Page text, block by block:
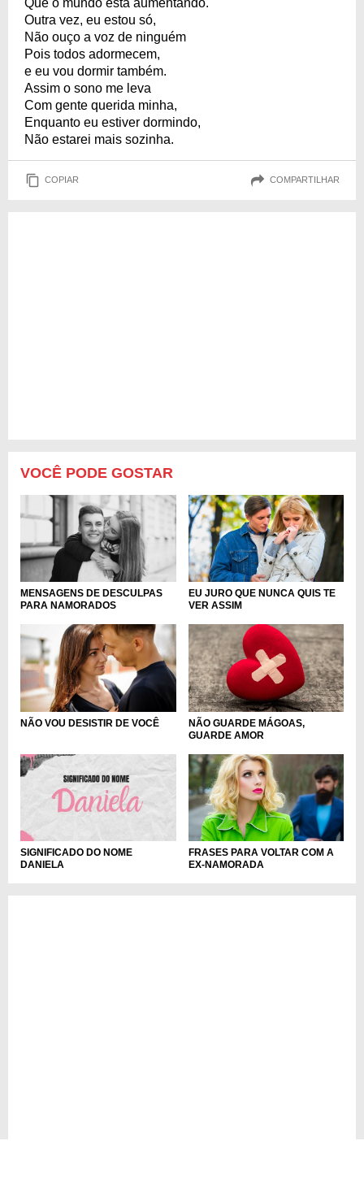
Outra vez, eu estou só,
Não ouço a voz de ninguém
Pois todos adormecem,
e eu vou dormir também.
Assim o sono me leva
Com gente querida minha,
Enquanto eu estiver dormindo,
Não estarei mais sozinha.
COPIAR COMPARTILHAR
VOCÊ PODE GOSTAR
MENSAGENS DE DESCULPAS
PARA NAMORADOS
EU JURO QUE NUNCA QUIS TE
VER ASSIM
NÃO VOU DESISTIR DE VOCÊ
NÃO GUARDE MÁGOAS,
GUARDE AMOR
SIGNIFICADO DO NOME
DANIELA
FRASES PARA VOLTAR COM A
EX-NAMORADA